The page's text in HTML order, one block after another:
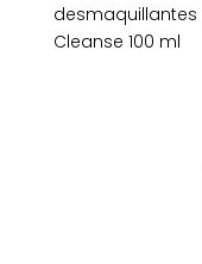
desmaquillantes
Cleanse 100 ml